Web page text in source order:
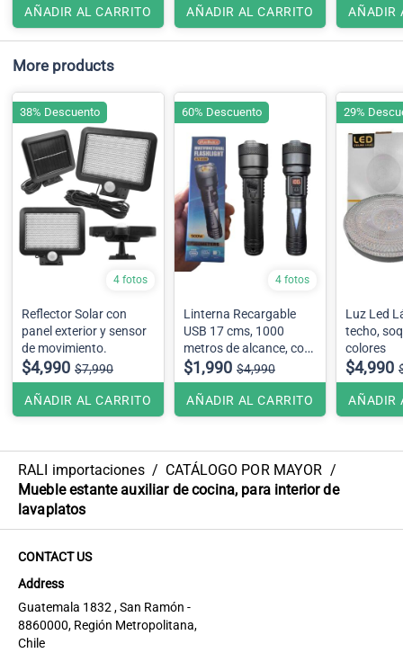
AÑADIR AL CARRITO AÑADIR AL CARRITO AÑADIR
More products
4 fotos
Reflector Solar con
panel exterior y sensor
de movimiento.
$4,990 $7,990
AÑADIR AL CARRITO
38% Descuento
4 fotos
Linterna Recargable
USB 17 cms, 1000
metros de alcance, con
luz de emergencia
$1,990 $4,990
AÑADIR AL CARRITO
60% Descuento
Luz Led
techo,
colores
$4,990
AÑADIR
29%
RALI importaciones / CATÁLOGO POR MAYOR /
Mueble estante auxiliar de cocina, para interior de
lavaplatos
CONTACT US
Address
Guatemala 1832 , San Ramón -
8860000, Región Metropolitana,
Chile